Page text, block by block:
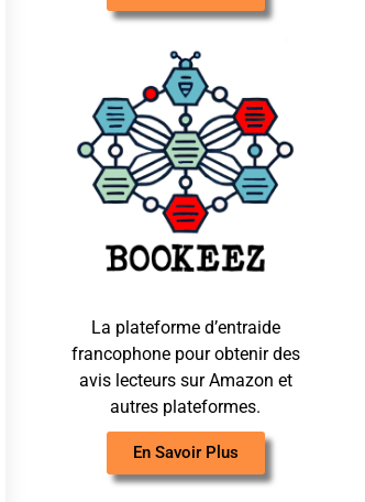
La plateforme d’entraide
francophone pour obtenir des
avis lecteurs sur Amazon et
autres plateformes.
En Savoir Plus